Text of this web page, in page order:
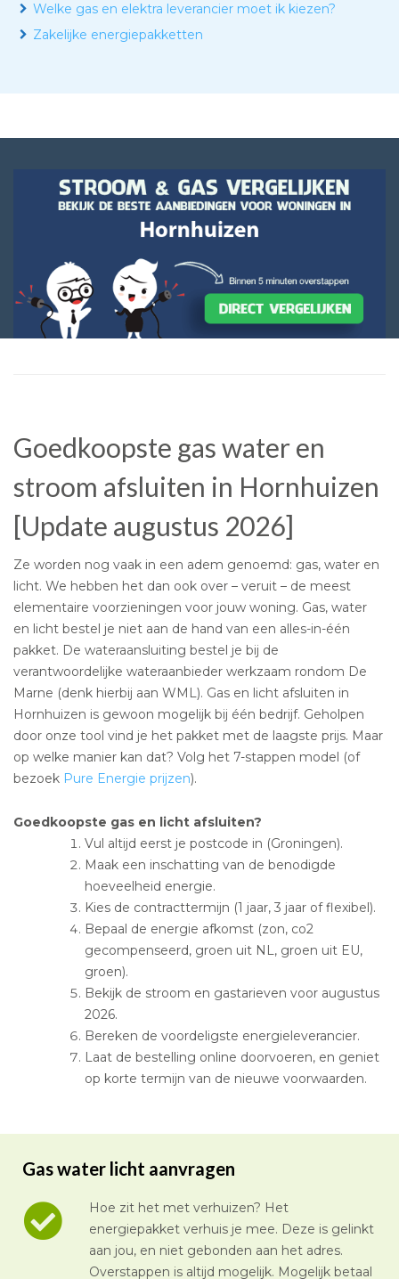
Welke gas en elektra leverancier moet ik kiezen?
Zakelijke energiepakketten
Goedkoopste gas water en
stroom afsluiten in Hornhuizen
[Update augustus 2026]
Ze worden nog vaak in een adem genoemd: gas, water en
licht. We hebben het dan ook over – veruit – de meest
elementaire voorzieningen voor jouw woning. Gas, water
en licht bestel je niet aan de hand van een alles-in-één
pakket. De wateraansluiting bestel je bij de
verantwoordelijke wateraanbieder werkzaam rondom De
Marne (denk hierbij aan WML). Gas en licht afsluiten in
Hornhuizen is gewoon mogelijk bij één bedrijf. Geholpen
door onze tool vind je het pakket met de laagste prijs. Maar
op welke manier kan dat? Volg het 7-stappen model (of
bezoek Pure Energie prijzen).
Goedkoopste gas en licht afsluiten?
Vul altijd eerst je postcode in (Groningen).
Maak een inschatting van de benodigde
hoeveelheid energie.
Kies de contracttermijn (1 jaar, 3 jaar of flexibel).
Bepaal de energie afkomst (zon, co2
gecompenseerd, groen uit NL, groen uit EU,
groen).
Bekijk de stroom en gastarieven voor augustus
2026.
Bereken de voordeligste energieleverancier.
Laat de bestelling online doorvoeren, en geniet
op korte termijn van de nieuwe voorwaarden.
Gas water licht aanvragen
Hoe zit het met verhuizen? Het
energiepakket verhuis je mee. Deze is gelinkt
aan jou, en niet gebonden aan het adres.
Overstappen is altijd mogelijk. Mogelijk betaal